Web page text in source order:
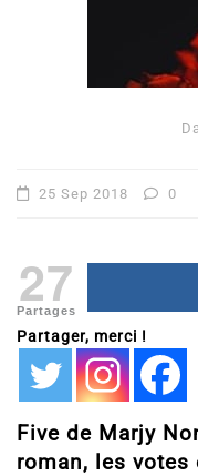
25 Sep 2018 0
27
Partages
Partager, merci !
Five de Marjy
roman, les votes